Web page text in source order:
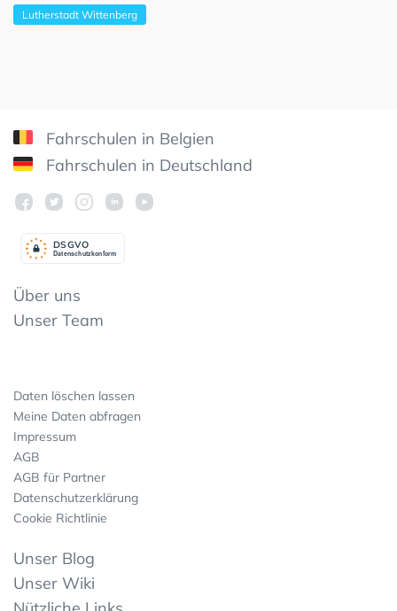
Lutherstadt Wittenberg
Fahrschulen in Belgien
Fahrschulen in Deutschland
Datenschutzkonform
DSGVO
Über uns
Unser Team
Daten löschen lassen
Meine Daten abfragen
Impressum
AGB
AGB für Partner
Datenschutzerklärung
Cookie Richtlinie
Unser Blog
Unser Wiki